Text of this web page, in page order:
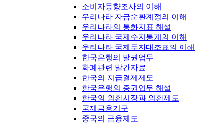
소비자동향조사의 이해
우리나라 자금순환계정의 이해
우리나라의 통화지표 해설
우리나라 국제수지통계의 이해
우리나라 국제투자대조표의 이해
한국은행의 발권업무
화폐관련 발간자료
한국의 지급결제제도
한국은행의 증권업무 해설
한국의 외환시장과 외환제도
국제금융기구
중국의 금융제도